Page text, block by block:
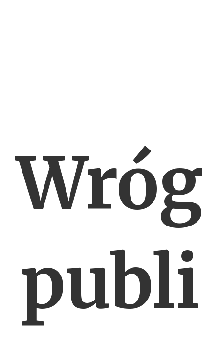
Wróg
publi